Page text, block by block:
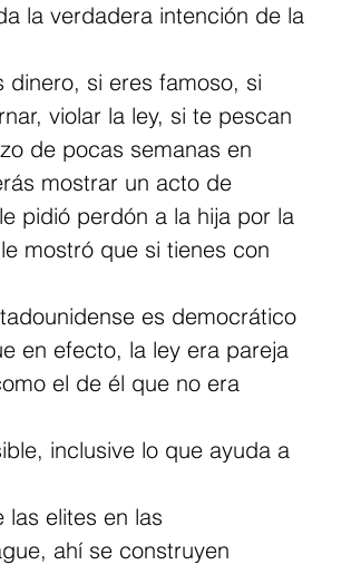
la verdadera intención de la
dinero, si eres famoso, si
violar la ley, si te pescan
de pocas semanas en
mostrar un acto de
pidió perdón a la hija por la
mostró que si tienes con
es democrático
en efecto, la ley era pareja
el de él que no era
inclusive lo que ayuda a
elites en las
ahí se construyen